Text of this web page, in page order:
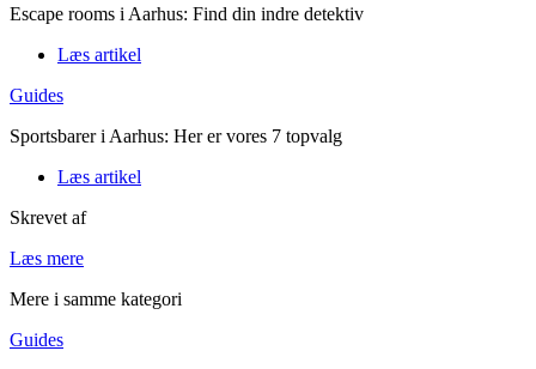
Escape rooms i Aarhus: Find din indre detektiv
Læs artikel
Guides
Sportsbarer i Aarhus: Her er vores 7 topvalg
Læs artikel
Skrevet af
Læs mere
Mere i samme kategori
Guides